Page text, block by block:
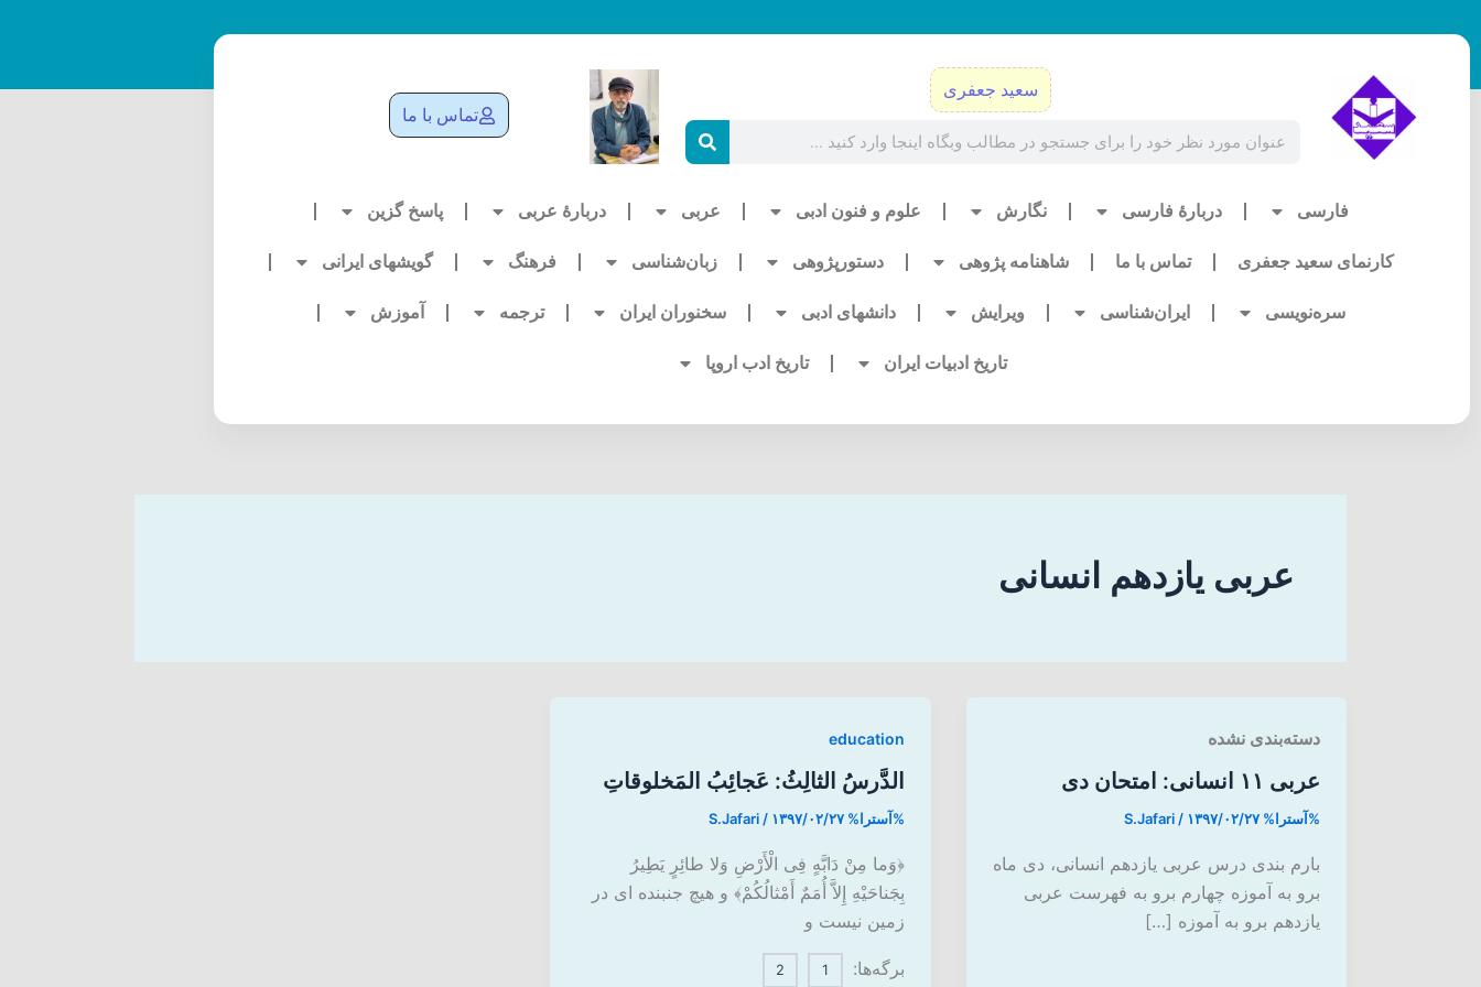
به
سعید جعفری
تماس با ما
فارسی دربارۀ فارسی نگارش علوم و فنون ادبی عربی دربارۀ عربی پاسخ گزین
کارنمای سعید جعفری تماس با ما شاهنامه پژوهی دستورپژوهی زبان‌شناسی فرهنگ گویشهای ایرانی
سره‌نویسی ایران‌شناسی ویرایش دانشهای ادبی سخنوران ایران ترجمه آموزش
تاریخ ادبیات ایران تاریخ ادب اروپا
عربی یازدهم انسانی
دسته‌بندی نشده
عربی ۱۱ انسانی: امتحان دی
%آسترا% S.Jafari / ۱۳۹۷/۰۲/۲۷
بارم بندی درس عربی یازدهم انسانی، دی ماه
برو به آموزه چهارم برو به فهرست عربی
یازدهم برو به آموزه […]
education
الدَّرسُ الثالِثُ: عَجائِبُ المَخلوقاتِ
%آسترا% S.Jafari / ۱۳۹۷/۰۲/۲۷
﴿وَما مِنْ دَابَّهٍ فِی الْأَرْضِ وَلا طائِرٍ یَطِیرُ
بِجَناحَیْهِ إِلاَّ أُمَمٌ أَمْثالُکُمْ﴾ و هیچ جنبنده ای در
زمین نیست و
برگه‌ها: 1
2